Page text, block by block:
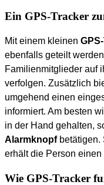
Ein GPS-Tracker
Mit einem kleinen
ebenfalls geteilt
Familienmitglieder auf
verfolgen. Zusätzlich
umgehend einen
informiert. Am besten
in der Hand gehalten,
Alarmknopfbetätigen.
erhält die Person
Wie GPS-Tracker